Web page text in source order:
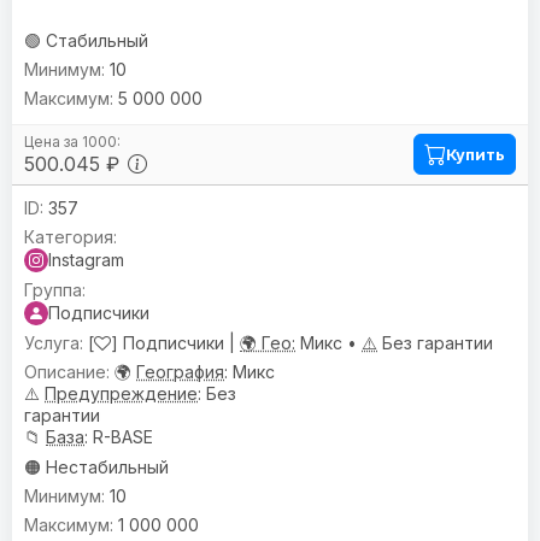
🟢 Стабильный
500.045 ₽
10
5 000 000
Купить
357
Instagram
Подписчики
[
] Подписчики | 🌍 Гео: Микс • ⚠️ Без гарантии
🌍 География: Микс
⚠️ Предупреждениe: Без
гарантии
📁 База: R-BASE
🟠 Нестабильный
10
1 000 000